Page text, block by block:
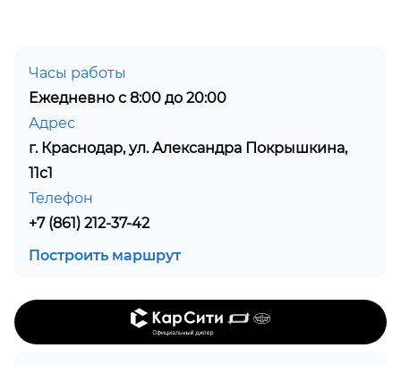
Часы работы
Ежедневно с 8:00 до 20:00
Адрес
г. Краснодар, ул. Александра Покрышкина,
11с1
Телефон
+7 (861) 212-37-42
Построить маршрут